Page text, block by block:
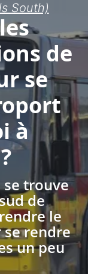
South)
de
se
à
trouve
de
le
rendre
un peu